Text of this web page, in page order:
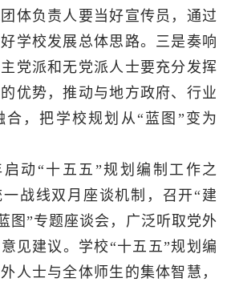
体负责人要当好宣传员，通过
学校发展总体思路。三是奏响
党派和无党派人士要充分发挥
优势，推动与地方政府、行业
合，把学校规划从“蓝图”变为
动“十五五”规划编制工作之
战线双月座谈机制，召开“建
图”专题座谈会，广泛听取党外
见建议。学校“十五五”规划编
人士与全体师生的集体智慧，